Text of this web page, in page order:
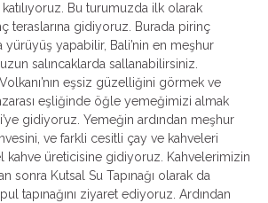
Bu turumuzda ilk olarak
teraslarına gidiyoruz. Burada pirinç
yürüyüş yapabilir, Bali’nin en meşhur
salıncaklarda sallanabilirsiniz.
eşsiz güzelliğini görmek ve
eşliğinde öğle yemeğimizi almak
gidiyoruz. Yemeğin ardından meşhur
ve farkli cesitli çay ve kahveleri
kahve üreticisine gidiyoruz. Kahvelerimizin
sonra Kutsal Su Tapınağı olarak da
tapınağını ziyaret ediyoruz. Ardından